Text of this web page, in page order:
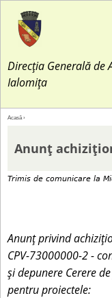
Direcția Generală de
Ialomița
a
i
Acasă ›
Anunț
Trimis de comunicare la
Anunț privind
CPV-73000000-2 -
și depunere Cerere
pentru proiectele: